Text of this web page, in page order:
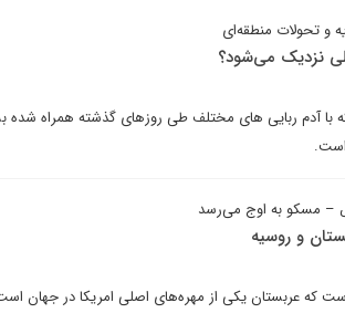
و تحولات منطقه‌ای
نزدیک می‌شود؟
با آدم ربایی های مختلف طی روزهای گذشته همراه شده
است.
– مسکو به اوج می‌رسد
و روسیه
که عربستان یکی از مهره‌های اصلی امریکا در جهان